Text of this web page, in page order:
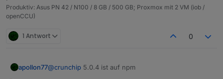
Produktiv: Asus PN 42 / N100 / 8 GB / 500 GB; Proxmox mit 2 VM (iob /
openCCU)
1 Antwort 0
apollon77@crunchip 5.0.4 ist auf npm